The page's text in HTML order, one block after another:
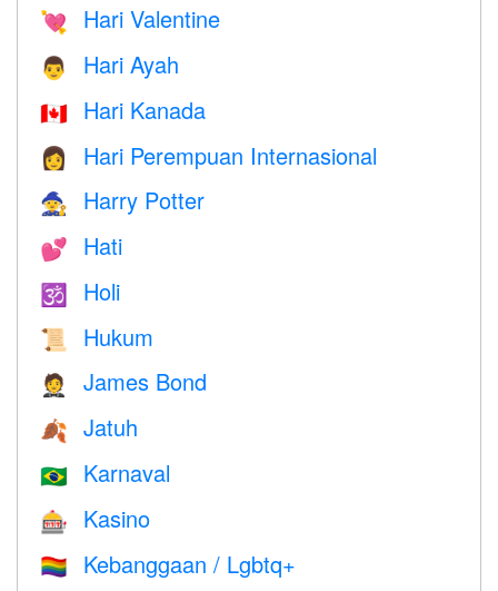
💘 Hari Valentine
👨 Hari Ayah
🇨🇦 Hari Kanada
👩 Hari Perempuan Internasional
🧙 Harry Potter
💕 Hati
🕉 Holi
📜 Hukum
🤵 James Bond
🍂 Jatuh
🇧🇷 Karnaval
🎰 Kasino
🏳️‍🌈 Kebanggaan / Lgbtq+